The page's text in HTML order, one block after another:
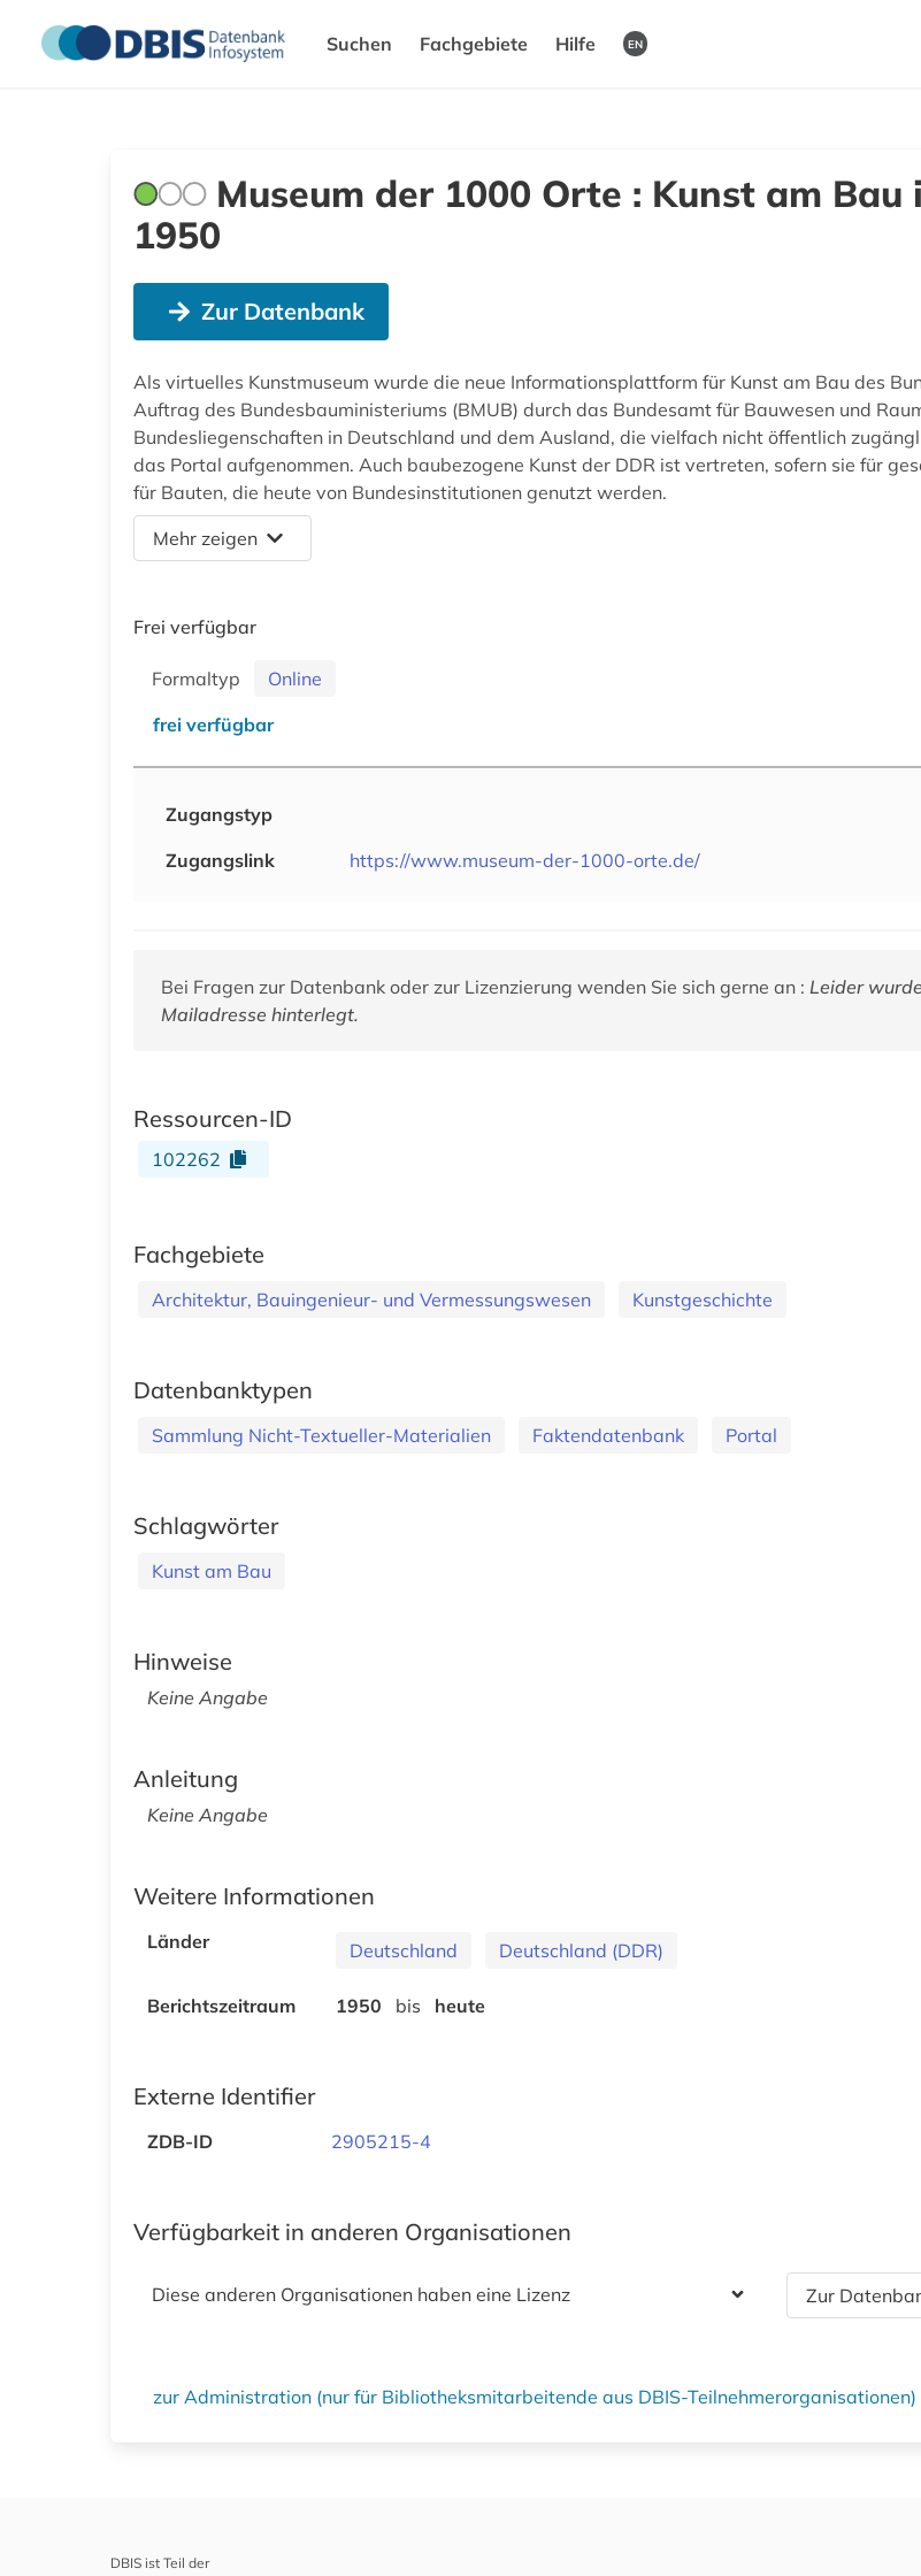
Suchen Fachgebiete Hilfe EN
Museum der 1000 Orte : Kunst am
1950
Zur Datenbank
Als virtuelles Kunstmuseum wurde die neue Informationsplattform für Kunst am Bau des
Auftrag des Bundesbauministeriums (BMUB) durch das Bundesamt für Bauwesen und
Bundesliegenschaften in Deutschland und dem Ausland, die vielfach nicht öffentlich
das Portal aufgenommen. Auch baubezogene Kunst der DDR ist vertreten, sofern sie für
für Bauten, die heute von Bundesinstitutionen genutzt werden.
Mehr zeigen
Frei verfügbar
Formaltyp
Online
frei verfügbar
Zugangstyp
Zugangslink
https://www.museum-der-1000-orte.de/
Bei Fragen zur Datenbank oder zur Lizenzierung wenden Sie sich gerne an : Leider
Mailadresse hinterlegt.
Ressourcen-ID
102262
Fachgebiete
Architektur, Bauingenieur- und Vermessungswesen Kunstgeschichte
Datenbanktypen
Sammlung Nicht-Textueller-Materialien Faktendatenbank Portal
Schlagwörter
Kunst am Bau
Hinweise
Keine Angabe
Anleitung
Keine Angabe
Weitere Informationen
Länder Deutschland Deutschland (DDR)
Berichtszeitraum 1950 bis heute
Externe Identifier
ZDB-ID 2905215-4
Verfügbarkeit in anderen Organisationen
Diese anderen Organisationen haben eine Lizenz Zur
zur Administration (nur für Bibliotheksmitarbeitende aus DBIS-Teilnehmerorganisationen)
DBIS ist Teil der